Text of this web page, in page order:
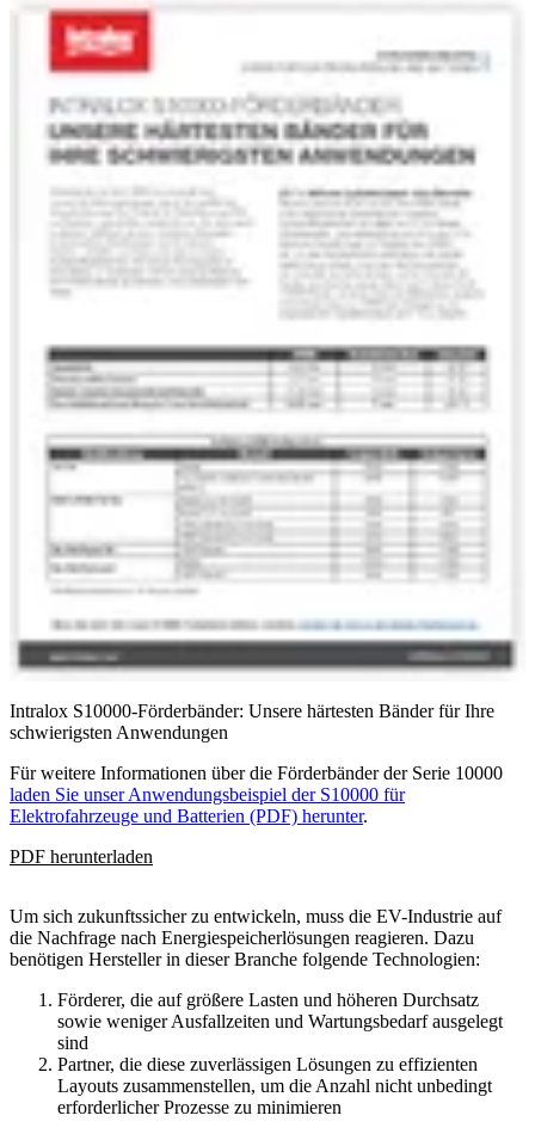
Intralox S10000-Förderbänder: Unsere härtesten Bänder für Ihre
schwierigsten Anwendungen
Für weitere Informationen über die Förderbänder der Serie 10000
laden Sie unser Anwendungsbeispiel der S10000 für
Elektrofahrzeuge und Batterien (PDF) herunter.
PDF herunterladen
Um sich zukunftssicher zu entwickeln, muss die EV-Industrie auf
die Nachfrage nach Energiespeicherlösungen reagieren. Dazu
benötigen Hersteller in dieser Branche folgende Technologien:
Förderer, die auf größere Lasten und höheren Durchsatz
sowie weniger Ausfallzeiten und Wartungsbedarf ausgelegt
sind
Partner, die diese zuverlässigen Lösungen zu effizienten
Layouts zusammenstellen, um die Anzahl nicht unbedingt
erforderlicher Prozesse zu minimieren